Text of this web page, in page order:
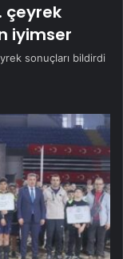
çeyrek
iyimser
sonuçları bildirdi